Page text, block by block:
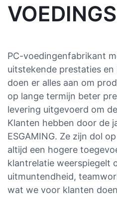
PC-voedingenfabrikant
uitstekende prestaties
doen er alles aan om
op lange termijn beter
levering uitgevoerd om
Klanten hebben door de
ESGAMING. Ze zijn dol
altijd een hogere
klantrelatie weerspiegelt
uitmuntendheid,
wat we voor klanten